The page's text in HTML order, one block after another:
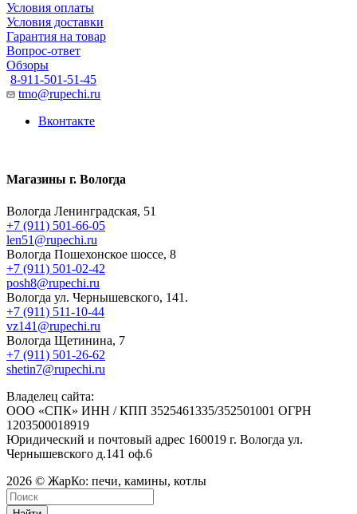
Условия оплаты
Условия доставки
Гарантия на товар
Вопрос-ответ
Обзоры
8-911-501-51-45
tmo@rupechi.ru
Вконтакте
Магазины г. Вологда
Вологда Ленинградская, 51
+7 (911) 501-66-05
len51@rupechi.ru
Вологда Пошехонское шоссе, 8
+7 (911) 501-02-42
posh8@rupechi.ru
Вологда ул. Чернышевского, 141.
+7 (911) 511-10-44
vz141@rupechi.ru
Вологда Щетинина, 7
+7 (911) 501-26-62
shetin7@rupechi.ru
Владелец сайта:
ООО «СПК» ИНН / КПП 3525461335/352501001 ОГРН
1203500018919
Юридический и почтовый адрес 160019 г. Вологда ул.
Чернышевского д.141 оф.6
2026 © ЖарКо: печи, камины, котлы